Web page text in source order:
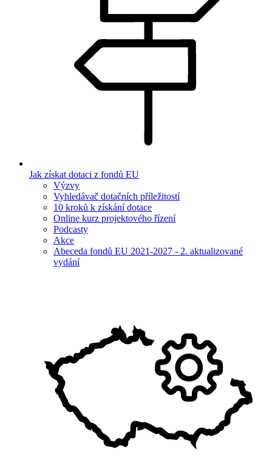
Jak získat dotaci z fondů EU
Výzvy
Vyhledávač dotačních příležitostí
10 kroků k získání dotace
Online kurz projektového řízení
Podcasty
Akce
Abeceda fondů EU 2021-2027 - 2. aktualizované
vydání